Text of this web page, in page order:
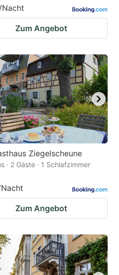
/Nacht
Zum Angebot
Ziegelscheune
· 2 Gäste · 1 Schlafzimmer
Zum Angebot